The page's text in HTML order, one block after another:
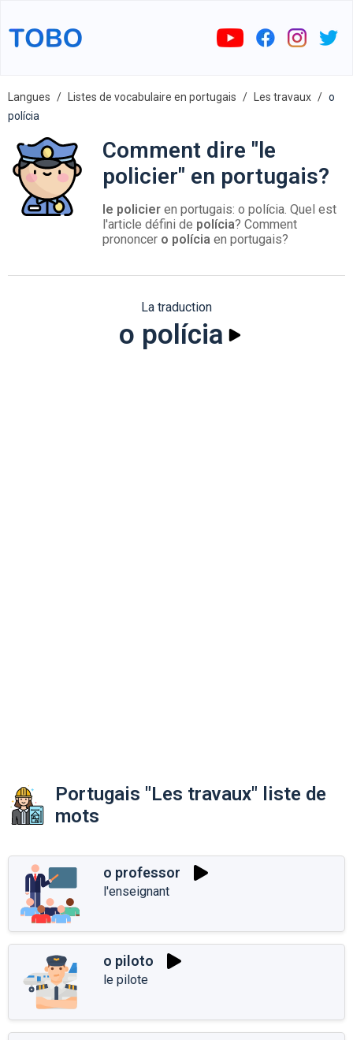
Langues Listes de vocabulaire en portugais Les travaux
o
polícia
Comment dire "le
policier" en portugais?
le policier en portugais: o polícia. Quel est
l'article défini de polícia? Comment
prononcer o polícia en portugais?
La traduction
o polícia
Portugais "Les travaux" liste de
mots
o professor
l'enseignant
o piloto
le pilote